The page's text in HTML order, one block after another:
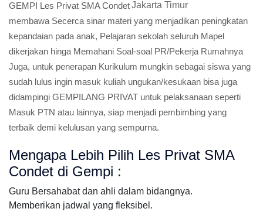
GEMPI Les Privat SMA Condet
membawa Secerca sinar materi yang menjadikan peningkatan
kepandaian pada anak, Pelajaran sekolah seluruh Mapel
dikerjakan hinga Memahani Soal-soal PR/Pekerja Rumahnya
Juga, untuk penerapan Kurikulum mungkin sebagai siswa yang
sudah lulus ingin masuk kuliah ungukan/kesukaan bisa juga
didampingi GEMPILANG PRIVAT untuk pelaksanaan seperti
Masuk PTN atau lainnya, siap menjadi pembimbing yang
terbaik demi kelulusan yang sempurna.
Mengapa Lebih Pilih Les Privat SMA
Condet di Gempi :
Guru Bersahabat dan ahli dalam bidangnya.
Memberikan jadwal yang fleksibel.